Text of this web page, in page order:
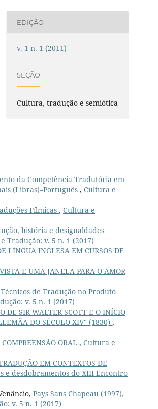
EDIÇÃO
v. 1 n. 1 (2011)
SEÇÃO
Cultura, tradução e semiótica
da Competência Tradutória em
(Libras)–Português , Cultura e
Fílmicas , Cultura e
história e desigualdades
Tradução: v. 5 n. 1 (2017)
LÍNGUA INGLESA EM CURSOS DE
E UMA JANELA PARA O AMOR
de Tradução no Produto
v. 5 n. 1 (2017)
DE SIR WALTER SCOTT E O INÍCIO
DO SÉCULO XIV" (1830) ,
ORAL , Cultura e
EM CONTEXTOS DE
e desdobramentos do XIII Encontro
Pays Sans Chapeau (1997),
v. 5 n. 1 (2017)